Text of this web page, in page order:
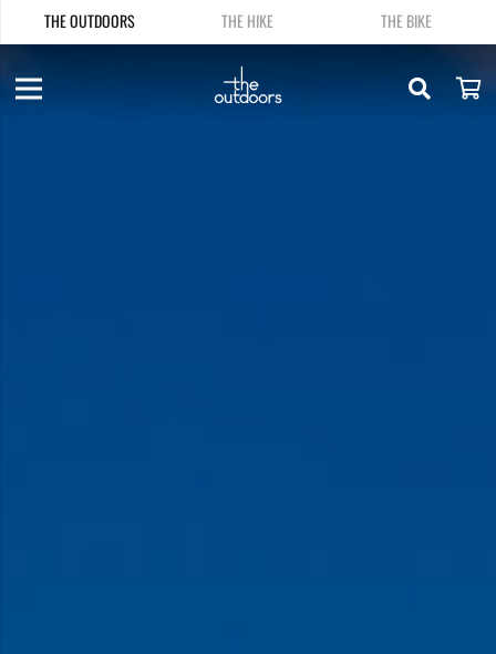
THE OUTDOORS THE HIKE THE BIKE